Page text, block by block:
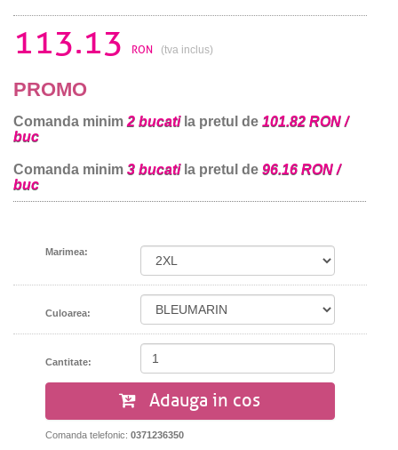
113.13 RON (tva inclus)
PROMO
Comanda minim 2 bucatila pretul de 101.82 RON /
buc
Comanda minim 3 bucatila pretul de 96.16 RON /
buc
Marimea:
Culoarea:
Cantitate:
Adauga in cos
Comanda telefonic: 0371236350